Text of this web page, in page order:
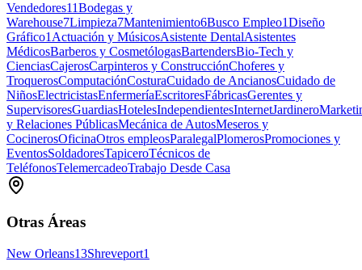
Vendedores11Bodegas y
Warehouse7Limpieza7Mantenimiento6Busco Empleo1Diseño
Gráfico1Actuación y MúsicosAsistente DentalAsistentes
MédicosBarberos y CosmetólogasBartendersBio-Tech y
CienciasCajerosCarpinteros y ConstrucciónChoferes y
TroquerosComputaciónCosturaCuidado de AncianosCuidado de
NiñosElectricistasEnfermeríaEscritoresFábricasGerentes y
SupervisoresGuardiasHotelesIndependientesInternetJardinero
y Relaciones PúblicasMecánica de AutosMeseros y
CocinerosOficinaOtros empleosParalegalPlomerosPromociones y
EventosSoldadoresTapiceroTécnicos de
TeléfonosTelemercadeoTrabajo Desde Casa
Otras Áreas
New Orleans13Shreveport1